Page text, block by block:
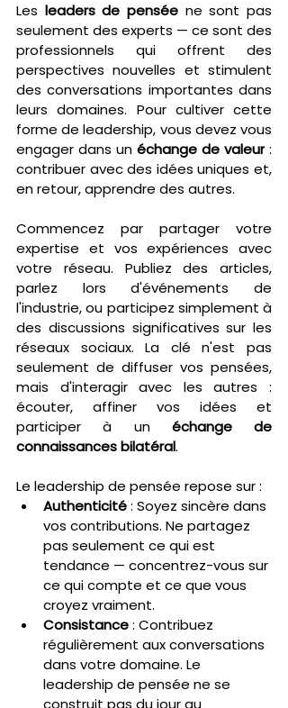
Les leaders de pensée ne sont pas
seulement des experts — ce sont des
professionnels qui offrent des
perspectives nouvelles et stimulent
des conversations importantes dans
leurs domaines. Pour cultiver cette
forme de leadership, vous devez vous
engager dans un échange de valeur :
contribuer avec des idées uniques et,
en retour, apprendre des autres.
Commencez par partager votre
expertise et vos expériences avec
votre réseau. Publiez des articles,
parlez lors d'événements de
l'industrie, ou participez simplement à
des discussions significatives sur les
réseaux sociaux. La clé n'est pas
seulement de diffuser vos pensées,
mais d'interagir avec les autres :
écouter, affiner vos idées et
participer à un échange de
connaissances bilatéral.
Le leadership de pensée repose sur :
Authenticité : Soyez sincère dans
vos contributions. Ne partagez
pas seulement ce qui est
tendance — concentrez-vous sur
ce qui compte et ce que vous
croyez vraiment.
Consistance : Contribuez
régulièrement aux conversations
dans votre domaine. Le
leadership de pensée ne se